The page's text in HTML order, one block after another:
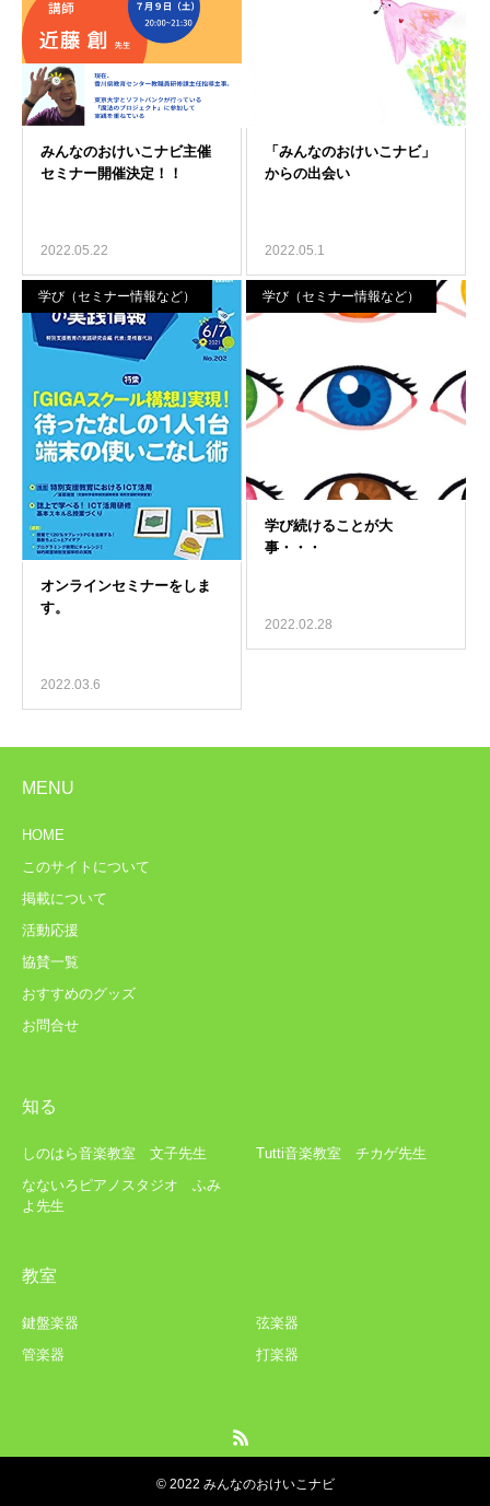
2022.05.22 2022.05.1
学び（セミナー情報など）
2022.03.6
学び（セミナー情報など）
2022.02.28
MENU
HOME
このサイトについて
掲載について
活動応援
協賛一覧
おすすめのグッズ
お問合せ
知る
しのはら音楽教室 文子先生
Tutti音楽教室 チカゲ先生
なないろピアノスタジオ ふみ
よ先生
教室
鍵盤楽器
弦楽器
管楽器
打楽器
© 2022 みんなのおけいこナビ